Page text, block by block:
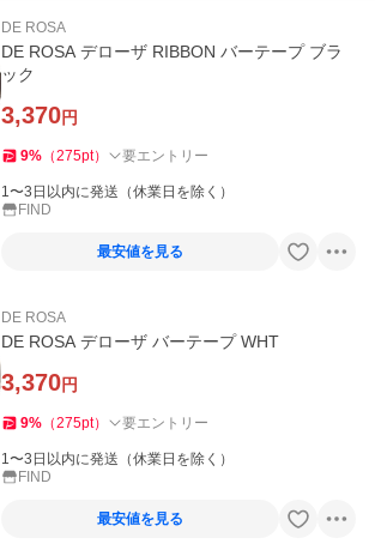
DE ROSA
DE ROSA デローザ RIBBON バーテープ ブラ
ック
3,370円
9% （275pt） 要エントリー
1〜3日以内に発送（休業日を除く）
FIND
最安値を見る
DE ROSA
DE ROSA デローザ バーテープ WHT
3,370円
9% （275pt） 要エントリー
1〜3日以内に発送（休業日を除く）
FIND
最安値を見る